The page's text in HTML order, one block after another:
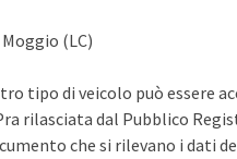
(LC)
tipo di veicolo può essere
rilasciata dal Pubblico
che si rilevano i dati